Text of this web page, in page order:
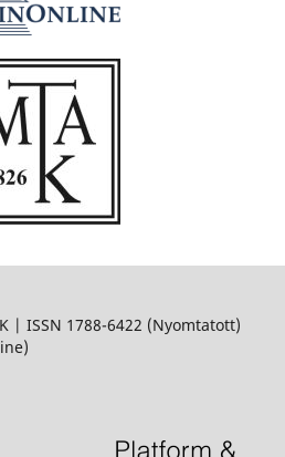
| ISSN 1788-6422 (Nyomtatott)